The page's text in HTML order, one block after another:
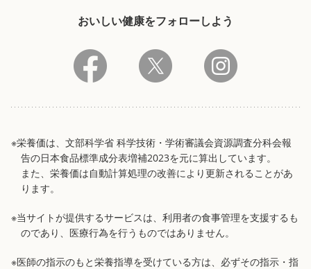
おいしい健康をフォローしよう
※栄養価は、文部科学省 科学技術・学術審議会資源調査分科会報
告の日本食品標準成分表増補2023を元に算出しています。
また、栄養価は自動計算処理の改善により更新されることがあ
ります。
※当サイトが提供するサービスは、利用者の食事管理を支援するも
のであり、医療行為を行うものではありません。
※医師の指示のもと栄養指導を受けている方は、必ずその指示・指